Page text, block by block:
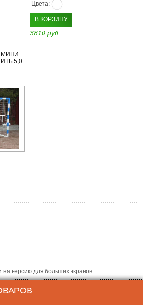
Цвета:
В КОРЗИНУ
3810 руб.
МИНИ
5,0
на версию для больших экранов
Создание интернет магазинов